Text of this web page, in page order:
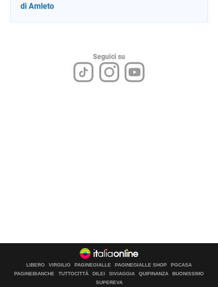
di Amleto
Seguici su
LIBERO VIRGILIO PAGINEGIALLE PAGINEGIALLE SHOP
PGCASA
PAGINEBIANCHE
TUTTOCITTÀ DILEI SIVIAGGIA QUIFINANZA
BUONISSIMO
SUPEREVA